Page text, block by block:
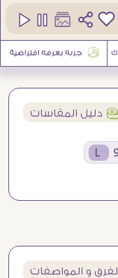
دليل المقاسات
و المواصفات